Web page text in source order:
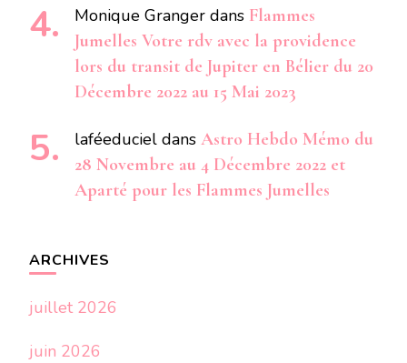
Monique Granger dans Flammes
Jumelles Votre rdv avec la providence
lors du transit de Jupiter en Bélier du 20
Décembre 2022 au 15 Mai 2023
laféeduciel dans Astro Hebdo Mémo du
28 Novembre au 4 Décembre 2022 et
Aparté pour les Flammes Jumelles
ARCHIVES
juillet 2026
juin 2026